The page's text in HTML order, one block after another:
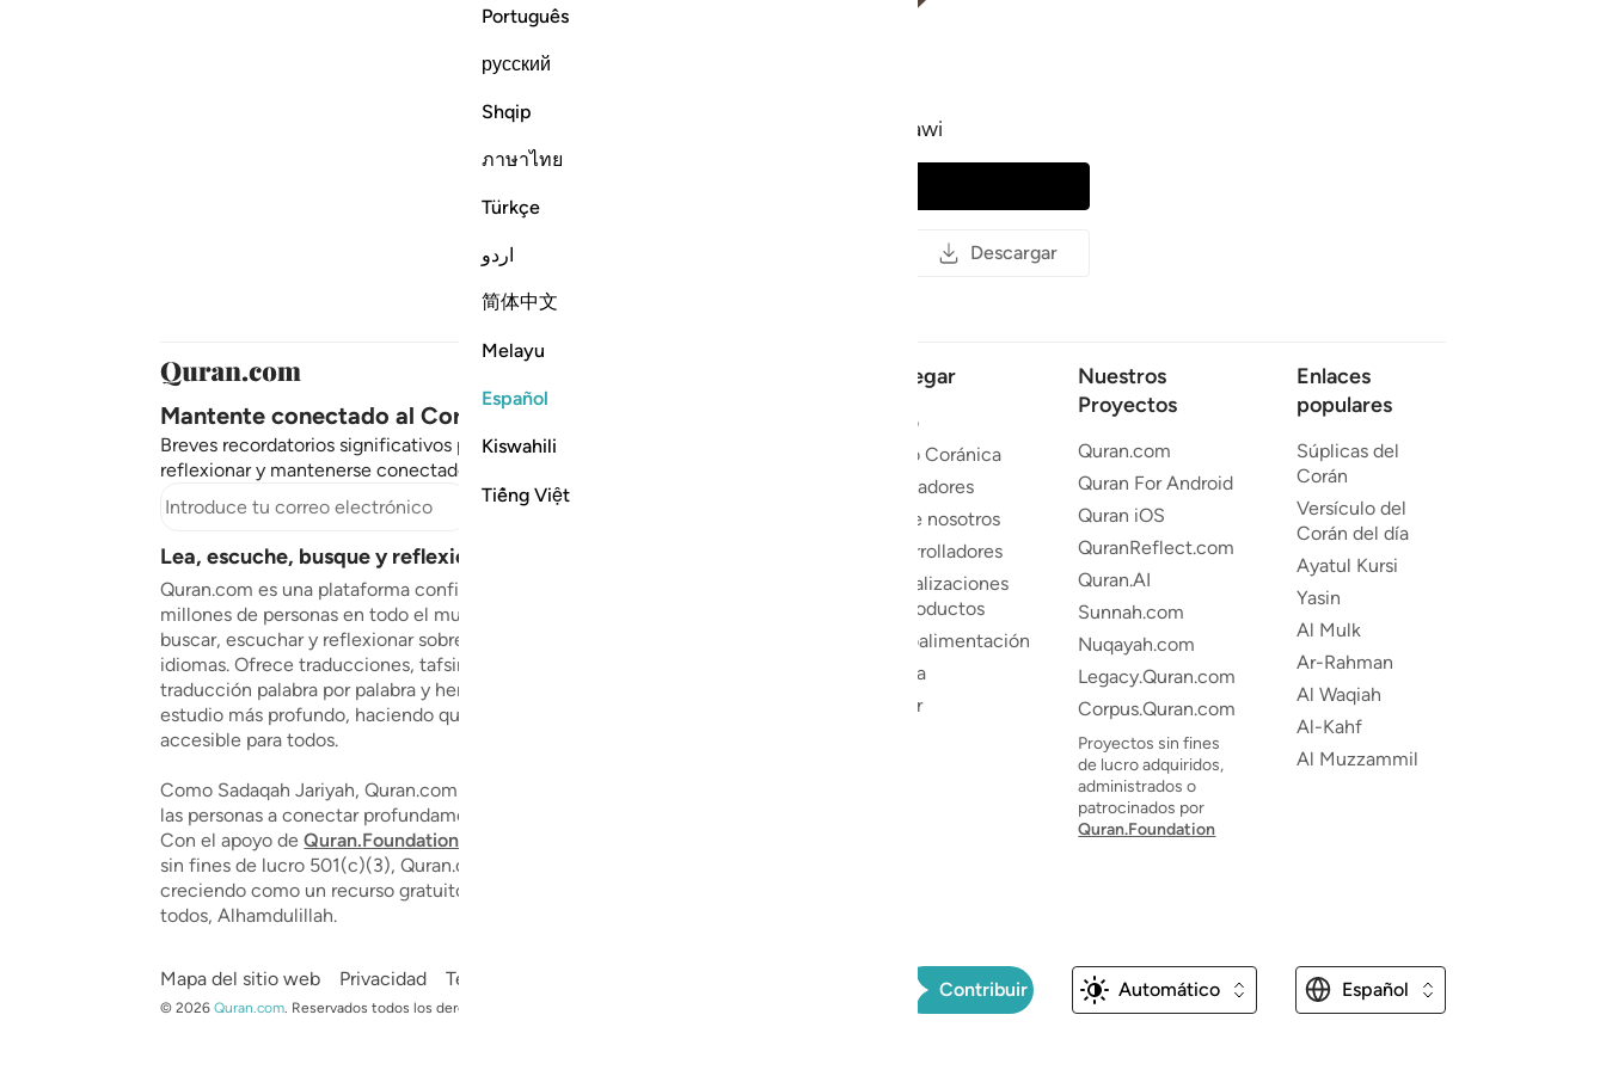
Português
русский
Shqip
ภาษาไทย
Türkçe
اردو
简体中文
Melayu
Español
Kiswahili
Tiếng Việt
Mohamed Siddiq al-Minshawi
Descargar
Mantente conectado al Corán ❤️
Breves recordatorios significativos para reconectar,
reflexionar y mantenerse conectado con el Corán.
Suscribir
Lea, escuche, busque y reflexione sobre el Corán
Quran.com es una plataforma confiable utilizada por
millones de personas en todo el mundo para leer,
buscar, escuchar y reflexionar sobre el Corán en varios
idiomas. Ofrece traducciones, tafsir, recitaciones,
traducción palabra por palabra y herramientas para un
estudio más profundo, haciendo que el Corán sea
accesible para todos.
Como Sadaqah Jariyah, Quran.com se dedica a ayudar a
las personas a conectar profundamente con el Corán.
Con el apoyo deQuran.Foundation
sin fines de lucro 501(c)(3), Quran.com continúa
creciendo como un recurso gratuito y valioso para
todos, Alhamdulillah.
Navegar
Inicio
Radio Coránica
Recitadores
Sobre nosotros
Desarrolladores
Actualizaciones
de productos
Retroalimentación
Ayuda
Donar
Nuestros
Proyectos
Quran.com
Quran For Android
Quran iOS
QuranReflect.com
Quran.AI
Sunnah.com
Nuqayah.com
Legacy.Quran.com
Corpus.Quran.com
Proyectos sin fines
de lucro adquiridos,
administrados o
patrocinados por
Quran.Foundation
Enlaces
populares
Súplicas del
Corán
Versículo del
Corán del día
Ayatul Kursi
Yasin
Al Mulk
Ar-Rahman
Al Waqiah
Al-Kahf
Al Muzzammil
Mapa del sitio web Privacidad Términos y condiciones
©2026 Quran.com Reservados todos los derechos
Contribuir Automático Español